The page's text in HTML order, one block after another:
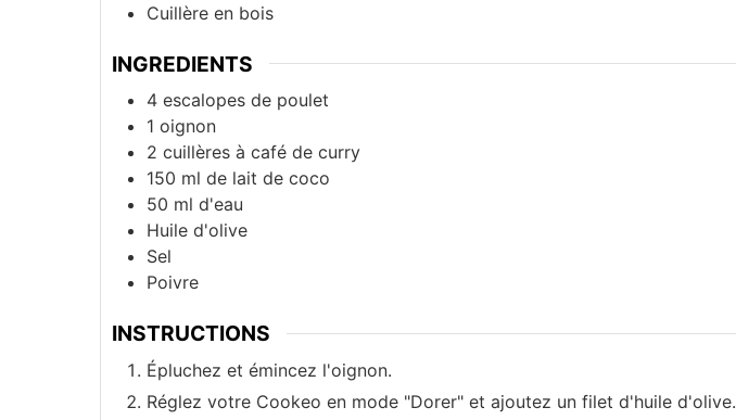
Cuillère en bois
INGREDIENTS
4 escalopes de poulet
1 oignon
2 cuillères à café de curry
150 ml de lait de coco
50 ml d'eau
Huile d'olive
Sel
Poivre
INSTRUCTIONS
Épluchez et émincez l'oignon.
Réglez votre Cookeo en mode "Dorer" et ajoutez un filet d'huile d'olive.